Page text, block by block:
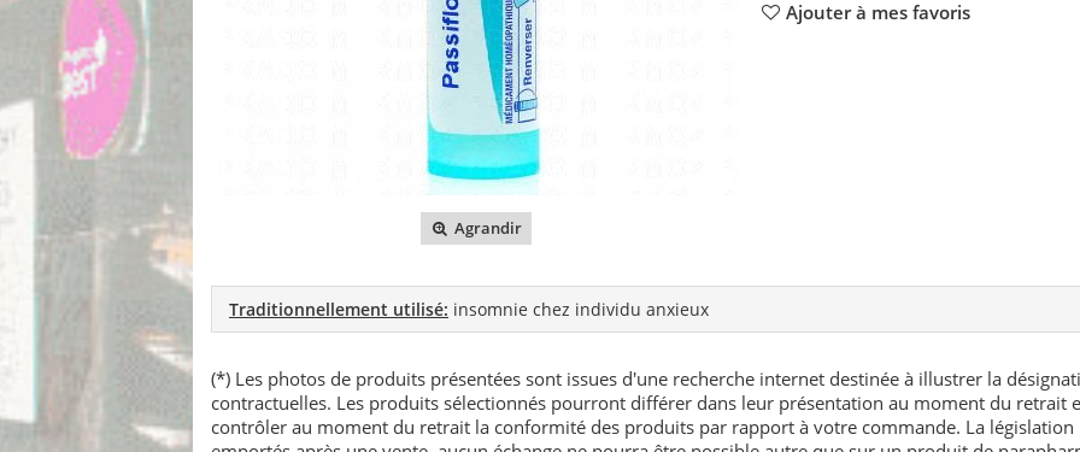
Agrandir
Ajouter à mes favoris
Traditionnellement utilisé: insomnie chez individu anxieux
(*) Les photos de produits présentées sont issues d'une recherche internet destinée à illustrer la
contractuelles. Les produits sélectionnés pourront différer dans leur présentation au moment du retrait
contrôler au moment du retrait la conformité des produits par rapport à votre commande. La